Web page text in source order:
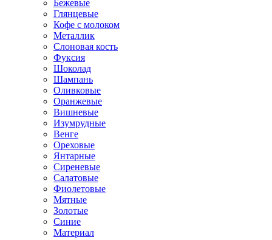
Бежевые
Глянцевые
Кофе с молоком
Металлик
Слоновая кость
Фуксия
Шоколад
Шампань
Оливковые
Оранжевые
Вишневые
Изумрудные
Венге
Ореховые
Янтарные
Сиреневые
Салатовые
Фиолетовые
Мятные
Золотые
Синие
Материал